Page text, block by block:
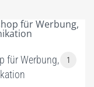
für Werbung,
1